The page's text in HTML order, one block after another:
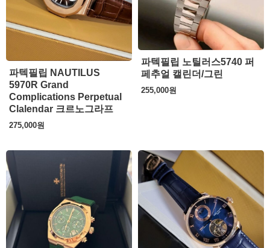
파텍필립 NAUTILUS
5970R Grand
Complications Perpetual
Clalendar 크르노그라프
275,000원
파텍필립 노틸러스5740 퍼
페추얼 캘린더/그린
255,000원